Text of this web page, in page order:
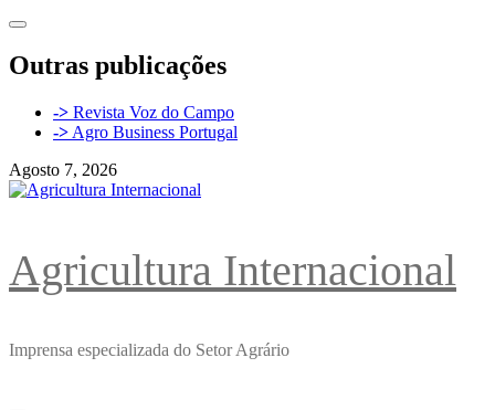
Avançar
o
conteúdo
Outras publicações
-> Revista Voz do Campo
-> Agro Business Portugal
Agosto 7, 2026
Agricultura Internacional
Imprensa especializada do Setor Agrário